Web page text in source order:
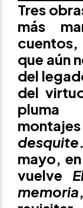
Tres
más
que aún
del
del
montajes
desquite
mayo,
vuelve
memoria